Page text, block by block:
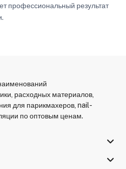
профессиональный результат
расходных материалов,
для парикмахеров, nail-
по оптовым ценам.